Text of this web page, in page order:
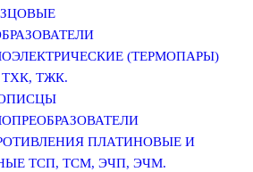
(ТЕРМОПАРЫ)
ТЖК.
ПЛАТИНОВЫЕ И
ТСП, ТСМ, ЭЧП, ЭЧМ.